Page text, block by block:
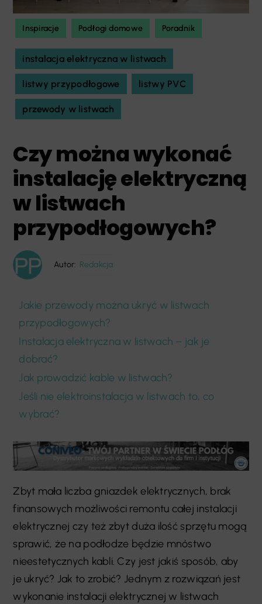
Inspiracje Podłogi domowe Poradnik
instalacja elektryczna w listwach
listwy przypodłogowe listwy PVC
przewody w listwach
Czy można wykonać
instalację elektryczną
w listwach
przypodłogowych?
Autor: Redakcja
Jakie przewody można ukryć w listwach
przypodłogowych?
Instalacja elektryczna w listwach – jak je
dobrać?
Jak prowadzić kable w listwach?
Jeśli nie elektroinstalacja w listwach to, co
wybrać?
Zbyt mała liczba gniazdek elektrycznych, brak
finansowych możliwości remontu całej instalacji
elektrycznej czy też zbyt duża ilość sprzętu mogą
sprawić, że na podłodze będzie mnóstwo
nieestetycznych kabli. Czy jest jakiś sposób, aby
je ukryć? Jak to zrobić? Jednym z rozwiązań jest
wykonanie instalacji elektrycznej w listwach